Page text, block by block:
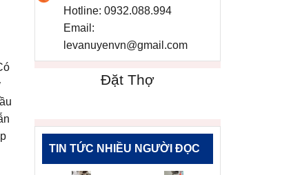
Hotline: 0932.088.994
Email:
levanuyenvn@gmail.com
Đặt Thợ
TIN TỨC NHIỀU NGƯỜI ĐỌC